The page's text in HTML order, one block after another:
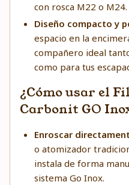
con rosca M22 o M24.
Diseño compacto y
espacio en la
compañero ideal
como para tus
¿Cómo usar el
Carbonit GO
Enroscar
o atomizador
instala de forma
sistema Go Inox.